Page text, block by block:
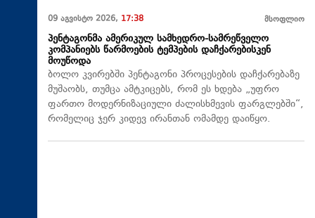
09 აგვისტო 2026, 17:38 მსოფლიო
პენტაგონმა ამერიკულ სამხედრო-სამრეწველო
კომპანიებს წარმოების ტემპების დაჩქარებისკენ
მოუწოდა
ბოლო კვირებში პენტაგონი პროცესების დაჩქარებაზე
მუშაობს, თუმცა ამტკიცებს, რომ ეს ხდება „უფრო
ფართო მოდერნიზაციული ძალისხმევის ფარგლებში“,
რომელიც ჯერ კიდევ ირანთან ომამდე დაიწყო.